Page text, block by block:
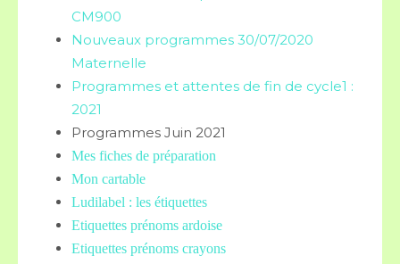
CM900
Nouveaux programmes 30/07/2020
Maternelle
Programmes et attentes de fin de cycle1 :
2021
Programmes Juin 2021
Mes fiches de préparation
Mon cartable
Ludilabel : les étiquettes
Etiquettes prénoms ardoise
Etiquettes prénoms crayons